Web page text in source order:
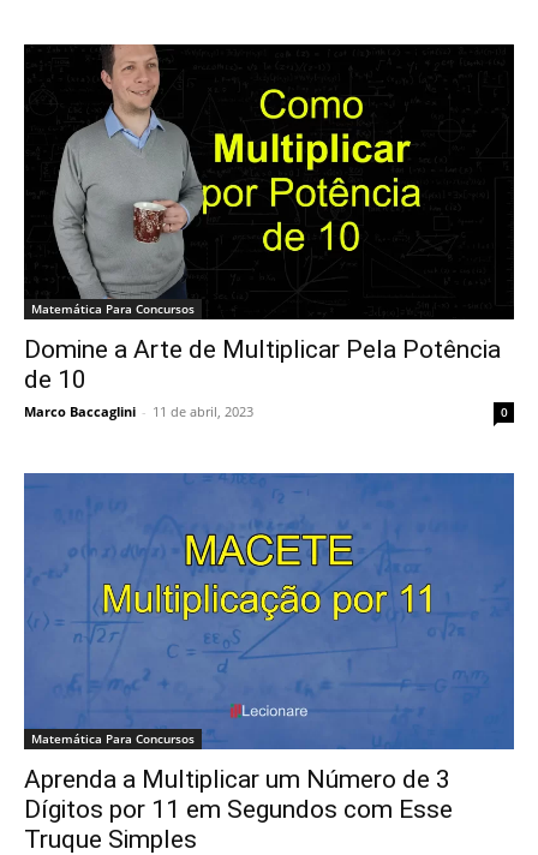
Matemática Para Concursos
Domine a Arte de Multiplicar Pela Potência
de 10
Marco Baccaglini - 11 de abril, 2023 0
Matemática Para Concursos
Aprenda a Multiplicar um Número de 3
Dígitos por 11 em Segundos com Esse
Truque Simples